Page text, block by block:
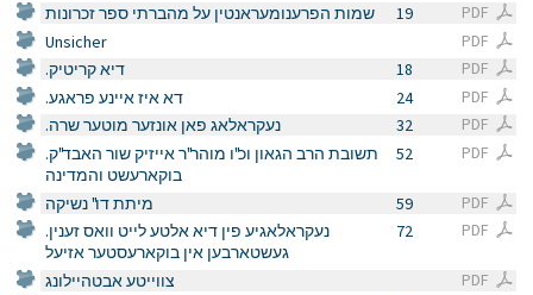
PDF
19
שמות הפרענומעראנטין על מהברתי ספר זכרונות
PDF
Unsicher
PDF
18
.דיא קריטיק
PDF
24
.דא איז איינע פראגע
PDF
32
.נעקראלאג פאן אונזער מוטער שרה
PDF
52
.תשובת הרב הגאון וכ"ו מוהר"ר אייזיק שור האבד"ק
בוקארעשט והמדינה
PDF
59
מיתת דו" נשיקה
PDF
72
.נעקראלאגיע פין דיא אלטע לייט וואס זענין
געשטארבען אין בוקארעסטער אזיעל
PDF
צווייטע אבטהיילונג